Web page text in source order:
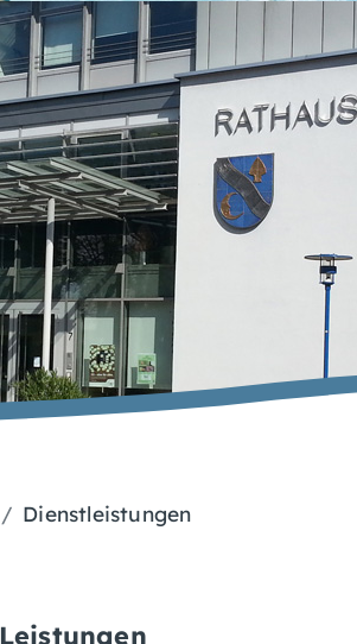
Dienstleistungen
Leistungen